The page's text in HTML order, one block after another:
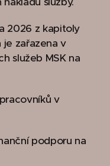
2026 z kapitoly
je zařazena v
služeb MSK na
v
podporu na